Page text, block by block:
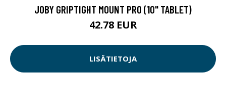
JOBY GRIPTIGHT MOUNT PRO (10" TABLET)
42.78 EUR
LISÄTIETOJA